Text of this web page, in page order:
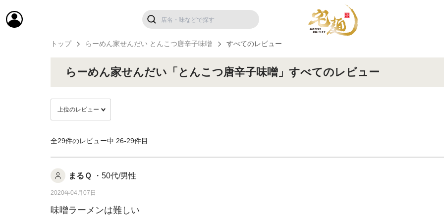
トップ らーめん家せんだい とんこつ唐辛子味噌 すべてのレビュー
らーめん家せんだい「とんこつ唐辛子味噌」すべてのレビュー
全29件のレビュー中 26-29件目
まるＱ ・50代/男性
2020年04月07日
味噌ラーメンは難しい